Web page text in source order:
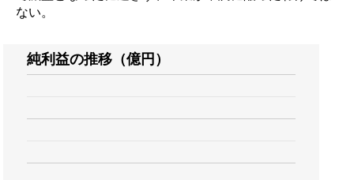
ない。
純利益の推移（億円）